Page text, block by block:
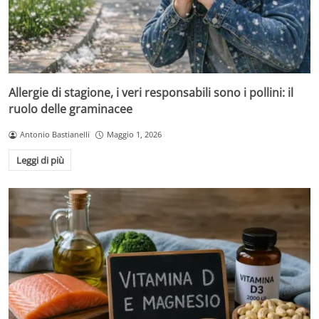
Allergie di stagione, i veri responsabili sono i pollini: il
ruolo delle graminacee
Antonio Bastianelli Maggio 1, 2026
Leggi di più